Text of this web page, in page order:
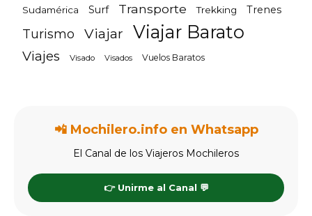
Sudamérica Surf Transporte Trekking Trenes
Turismo Viajar Viajar Barato
Viajes Visado Visados Vuelos Baratos
📲 Mochilero.info en Whatsapp
El Canal de los Viajeros Mochileros
👉 Unirme al Canal 💬